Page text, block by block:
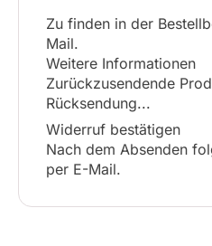
Zu finden in der
Mail.
Weitere Informationen
Widerruf bestätigen
Nach dem Absenden
per E-Mail.